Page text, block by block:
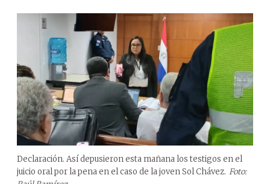
Declaración. Así depusieron esta mañana los testigos en el
juicio oral por la pena en el caso de la joven Sol Chávez. Foto: